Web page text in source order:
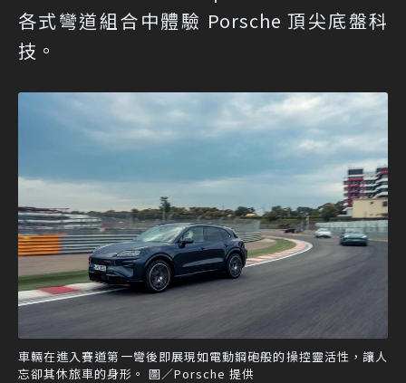
各式彎道組合中體驗 Porsche 頂尖底盤科
技。
車輛在進入賽道第一彎後即展現如電動鋼砲般的操控靈活性，讓人
忘卻其休旅車的身形。 圖／Porsche 提供